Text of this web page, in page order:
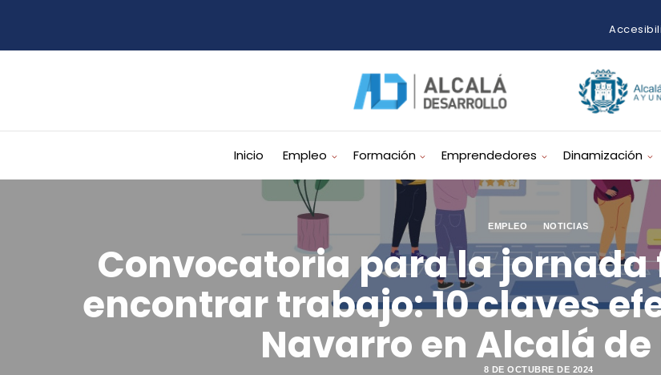
Inicio Empleo Formación Emprendedores Dinamización
EMPLEO NOTICIAS
Convocatoria para la
encontrar trabajo: 10 claves
Navarro en Alcalá
8 DE OCTUBRE DE 2024